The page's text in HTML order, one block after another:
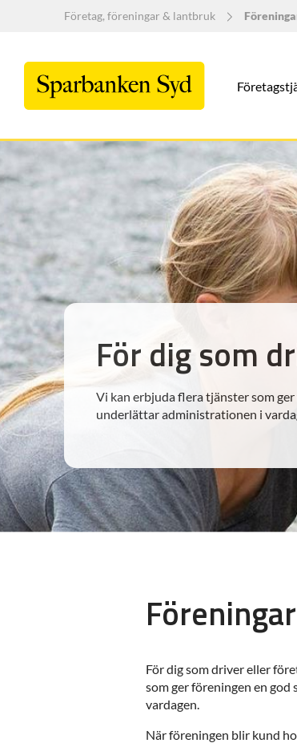
Företag, föreningar & lantbruk
För dig som
Vi kan erbjuda flera tjänster som
underlättar administrationen i
Föreningar
För dig som driver eller
som ger föreningen en
vardagen.
När föreningen blir kund